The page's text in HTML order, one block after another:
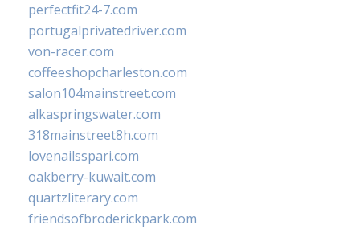
perfectfit24-7.com
portugalprivatedriver.com
von-racer.com
coffeeshopcharleston.com
salon104mainstreet.com
alkaspringswater.com
318mainstreet8h.com
lovenailsspari.com
oakberry-kuwait.com
quartzliterary.com
friendsofbroderickpark.com